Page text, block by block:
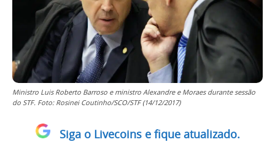
Ministro Luis Roberto Barroso e ministro Alexandre e Moraes durante sessão
do STF. Foto: Rosinei Coutinho/SCO/STF (14/12/2017)
Siga o Livecoins e fique atualizado.